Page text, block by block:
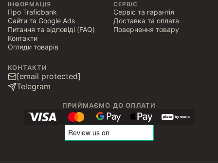
ІНФОРМАЦІЯ
Про Traficbank
Сайти та Google Ads
Питання та відповіді (FAQ)
Контакти
Огляди товарів
СЕРВІС
Сервіс та гарантія
Доставка та оплата
Повернення товару
КОНТАКТИ
[email protected]
Telegram
ПРИЙМАЄМО ДО ОПЛАТИ